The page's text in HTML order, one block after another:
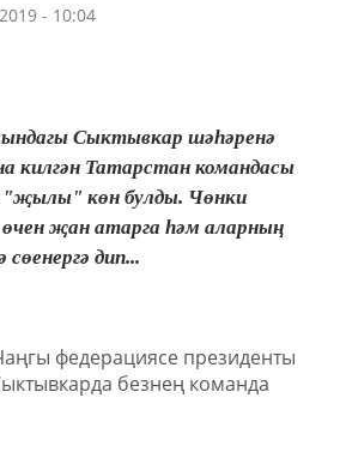
- 10:04
Сыктывкар шәһәренә
килгән Татарстан командасы
"җылы" көн булды. Чөнки
җан атарга һәм аларның
дип...